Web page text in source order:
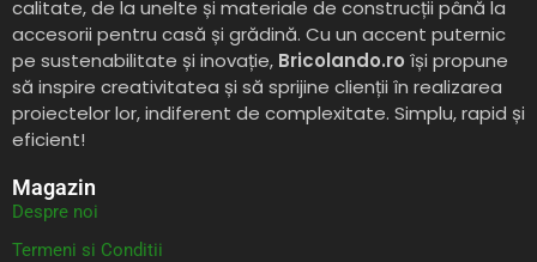
calitate, de la unelte și materiale de construcții până la
accesorii pentru casă și grădină. Cu un accent puternic
pe sustenabilitate și inovație, Bricolando.ro își propune
să inspire creativitatea și să sprijine clienții în realizarea
proiectelor lor, indiferent de complexitate. Simplu, rapid și
eficient!
Magazin
Despre noi
Termeni si Conditii